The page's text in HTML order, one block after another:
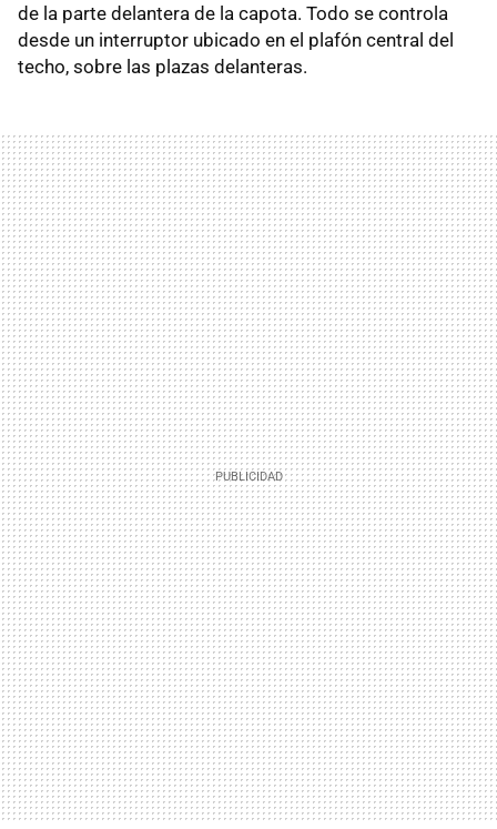
de la parte delantera de la capota. Todo se controla
desde un interruptor ubicado en el plafón central del
techo, sobre las plazas delanteras.